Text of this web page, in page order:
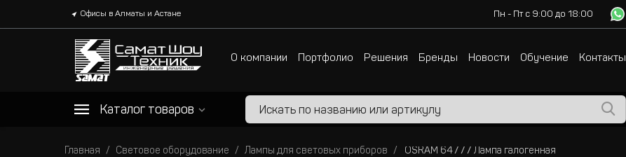
Офисы в Алматы и Астане Пн - Пт с 9:00 до 18:00
О компании Портфолио Решения Бренды Новости Обучение Контакты
Каталог товаров
Главная Световое оборудование Лампы для световых приборов OSRAM 64777 Лампа галогенная